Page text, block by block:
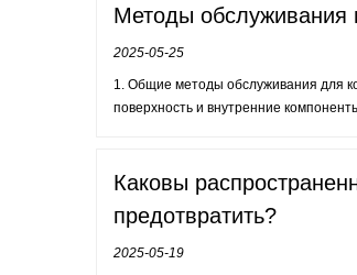
Методы обслуживания
2025-05-25
1. Общие методы обслуживания для
поверхность и внутренние
Каковы
предотвратить?
2025-05-19